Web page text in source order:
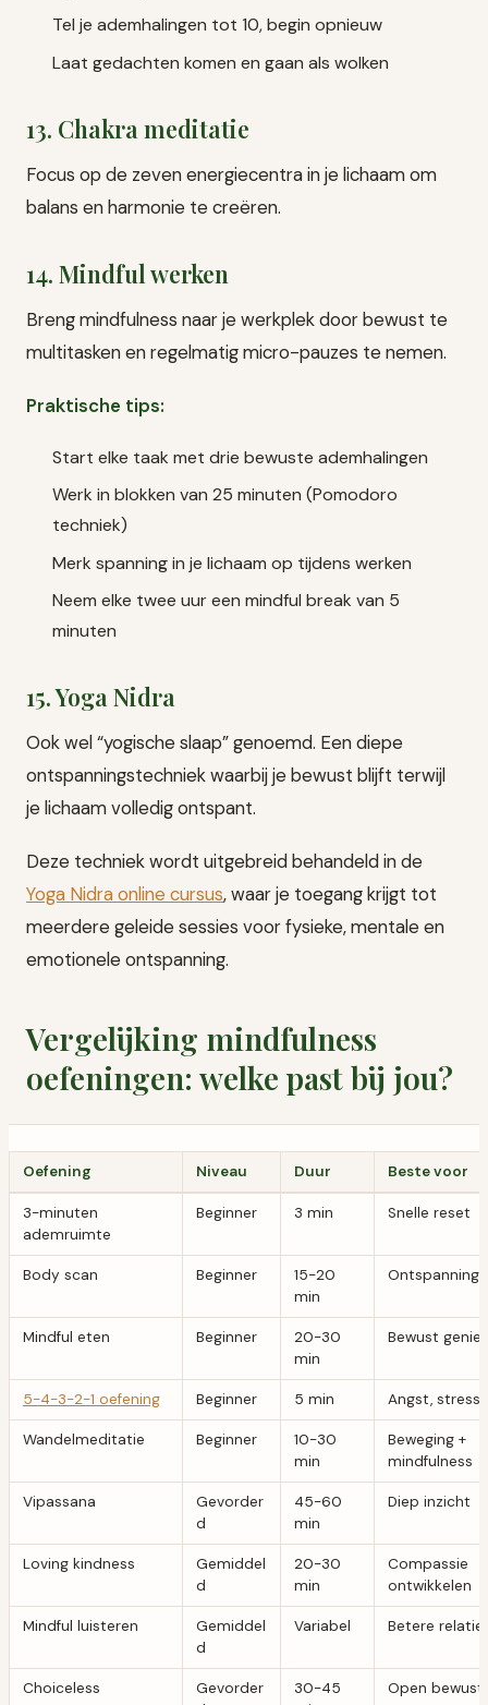
Tel je ademhalingen tot 10, begin opnieuw
Laat gedachten komen en gaan als wolken
13. Chakra meditatie
Focus op de zeven energiecentra in je lichaam om
balans en harmonie te creëren.
14. Mindful werken
Breng mindfulness naar je werkplek door bewust te
multitasken en regelmatig micro-pauzes te nemen.
Praktische tips:
Start elke taak met drie bewuste ademhalingen
Werk in blokken van 25 minuten (Pomodoro
techniek)
Merk spanning in je lichaam op tijdens werken
Neem elke twee uur een mindful break van 5
minuten
15. Yoga Nidra
Ook wel “yogische slaap” genoemd. Een diepe
ontspanningstechniek waarbij je bewust blijft terwijl
je lichaam volledig ontspant.
Deze techniek wordt uitgebreid behandeld in de
Yoga Nidra online cursus, waar je toegang krijgt tot
meerdere geleide sessies voor fysieke, mentale en
emotionele ontspanning.
Vergelijking mindfulness
oefeningen: welke past bij jou?
Oefening Niveau Duur Beste voor
3-minuten
ademruimte
Beginner 3 min Snelle reset
Body scan Beginner
15-20
min
Ontspanning,
Mindful eten Beginner
20-30
min
Bewust
5-4-3-2-1 oefening Beginner 5 min Angst, stress
Wandelmeditatie Beginner
10-30
min
Beweging +
mindfulness
Vipassana
Gevorder
d
45-60
min
Diep inzicht
Loving kindness
Gemiddel
d
20-30
min
Compassie
ontwikkelen
Mindful luisteren
Gemiddel
d
Variabel Betere
Choiceless
Gevorder
30-45
Open